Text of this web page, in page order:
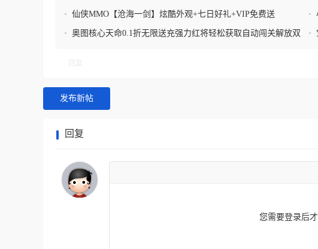
• 仙侠MMO【沧海一剑】炫酷外观+七日好礼+VIP免费送 •
族
• 奥图核心天命0.1折无限送充强力红将轻松获取自动闯关解放双
•
发布新帖
回复
您需要登录后